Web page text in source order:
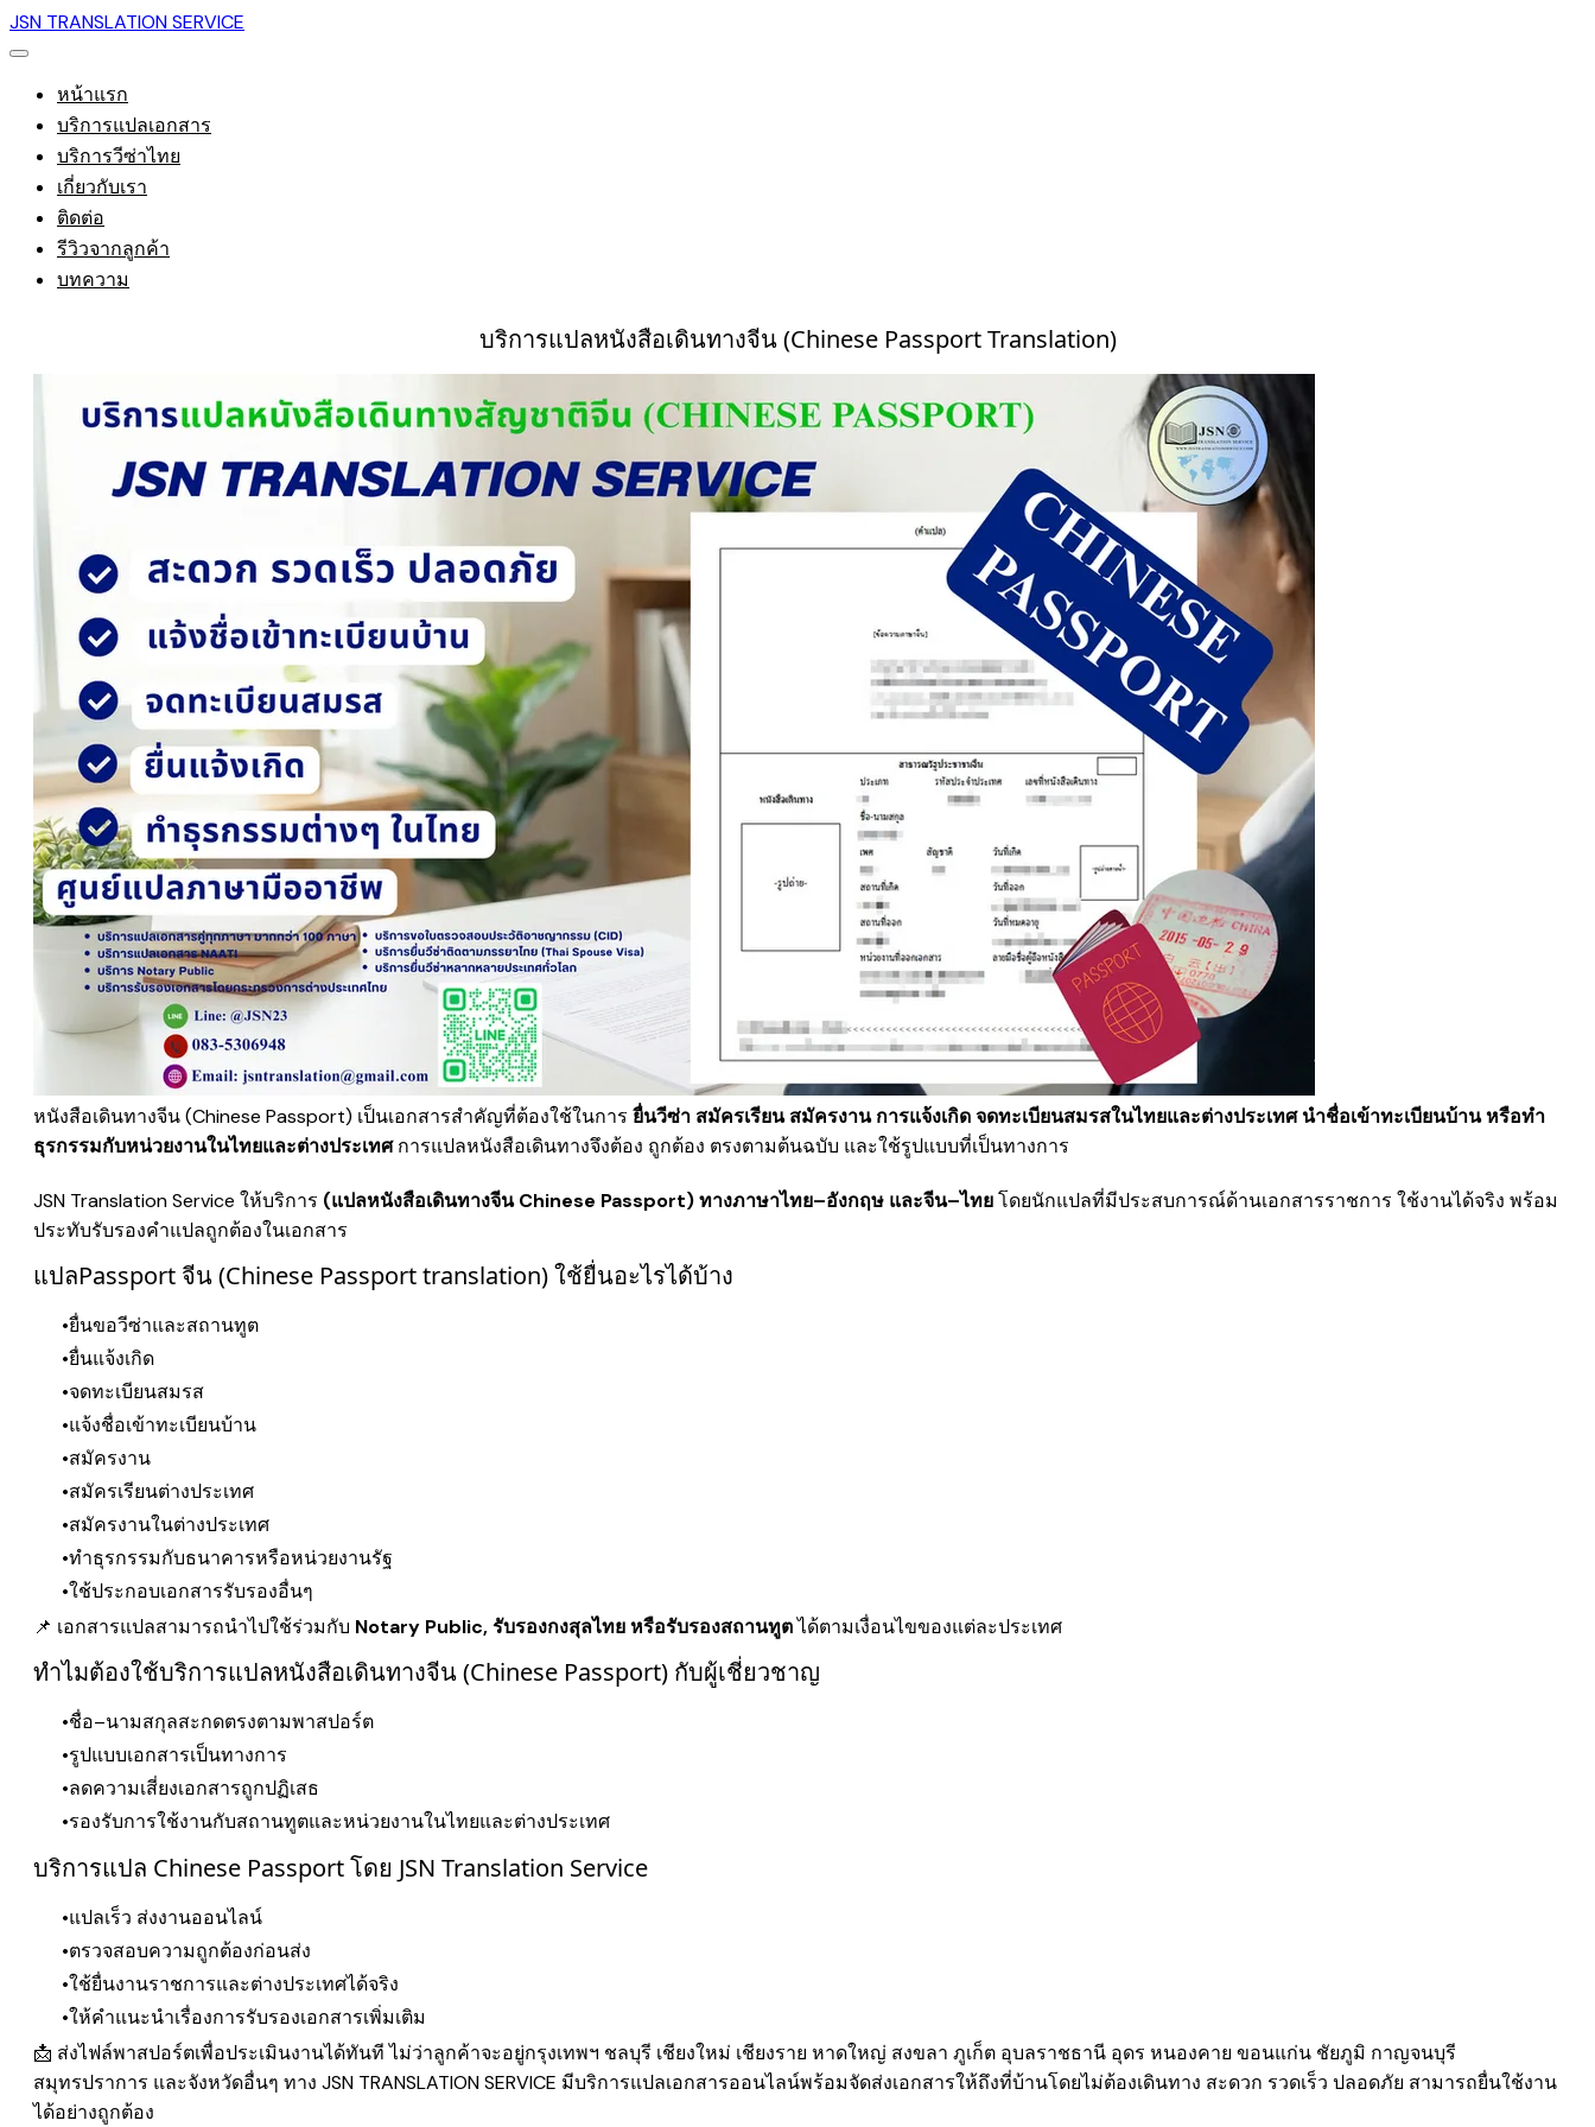
JSN TRANSLATION SERVICE
หน้าแรก
บริการแปลเอกสาร
บริการวีซ่าไทย
เกี่ยวกับเรา
ติดต่อ
รีวิวจากลูกค้า
บทความ
บริการแปลหนังสือเดินทางจีน (Chinese Passport Translation)
หนังสือเดินทางจีน (Chinese Passport) เป็นเอกสารสำคัญที่ต้องใช้ในการ ยื่นวีซ่า สมัครเรียน สมัครงาน การแจ้งเกิด จดทะเบียนสมรสในไทยและต่างประเทศ นำชื่อเข้าทะเบียนบ้าน หรือทำ
ธุรกรรมกับหน่วยงานในไทยและต่างประเทศการแปลหนังสือเดินทางจึงต้อง ถูกต้อง ตรงตามต้นฉบับ และใช้รูปแบบที่เป็นทางการ
JSN Translation Service ให้บริการ (แปลหนังสือเดินทางจีน Chinese Passport) ทางภาษาไทย–อังกฤษ และจีน–ไทยโดยนักแปลที่มีประสบการณ์ด้านเอกสารราชการ ใช้งานได้จริง พร้อม
ประทับรับรองคำแปลถูกต้องในเอกสาร
แปลPassport จีน (Chinese Passport translation) ใช้ยื่นอะไรได้บ้าง
ยื่นขอวีซ่าและสถานทูต
ยื่นแจ้งเกิด
จดทะเบียนสมรส
แจ้งชื่อเข้าทะเบียนบ้าน
สมัครงาน
สมัครเรียนต่างประเทศ
สมัครงานในต่างประเทศ
ทำธุรกรรมกับธนาคารหรือหน่วยงานรัฐ
ใช้ประกอบเอกสารรับรองอื่นๆ
📌 เอกสารแปลสามารถนำไปใช้ร่วมกับ Notary Public, รับรองกงสุลไทย หรือรับรองสถานทูตได้ตามเงื่อนไขของแต่ละประเทศ
ทำไมต้องใช้บริการแปลหนังสือเดินทางจีน (Chinese Passport) กับผู้เชี่ยวชาญ
ชื่อ–นามสกุลสะกดตรงตามพาสปอร์ต
รูปแบบเอกสารเป็นทางการ
ลดความเสี่ยงเอกสารถูกปฏิเสธ
รองรับการใช้งานกับสถานทูตและหน่วยงานในไทยและต่างประเทศ
บริการแปล Chinese Passport โดย JSN Translation Service
แปลเร็ว ส่งงานออนไลน์
ตรวจสอบความถูกต้องก่อนส่ง
ใช้ยื่นงานราชการและต่างประเทศได้จริง
ให้คำแนะนำเรื่องการรับรองเอกสารเพิ่มเติม
📩 ส่งไฟล์พาสปอร์ตเพื่อประเมินงานได้ทันที ไม่ว่าลูกค้าจะอยู่กรุงเทพฯ ชลบุรี เชียงใหม่ เชียงราย หาดใหญ่ สงขลา ภูเก็ต อุบลราชธานี อุดร หนองคาย ขอนแก่น ชัยภูมิ กาญจนบุรี
สมุทรปราการ และจังหวัดอื่นๆ ทาง JSN TRANSLATION SERVICE มีบริการแปลเอกสารออนไลน์พร้อมจัดส่งเอกสารให้ถึงที่บ้านโดยไม่ต้องเดินทาง สะดวก รวดเร็ว ปลอดภัย สามารถยื่นใช้งาน
ได้อย่างถูกต้อง